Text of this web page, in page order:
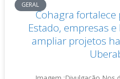
GERAL
Cohagra fortalece
Estado, empresas
ampliar projetos